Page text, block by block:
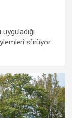
sürüyor.